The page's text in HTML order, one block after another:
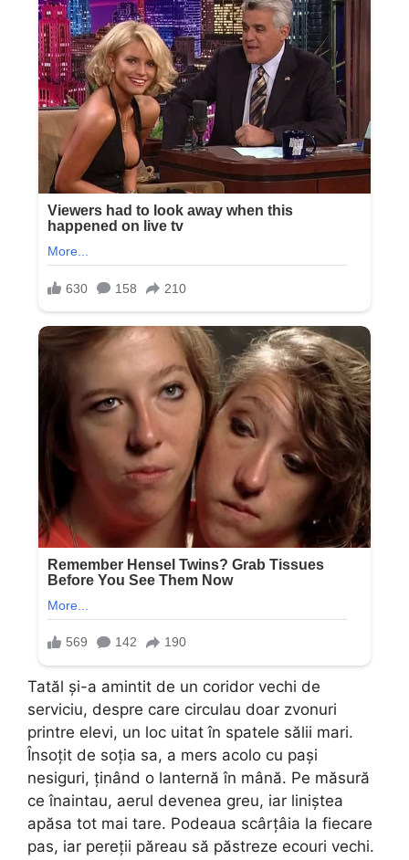
Tatăl și-a amintit de un coridor vechi de
serviciu, despre care circulau doar zvonuri
printre elevi, un loc uitat în spatele sălii mari.
Însoțit de soția sa, a mers acolo cu pași
nesiguri, ținând o lanternă în mână. Pe măsură
ce înaintau, aerul devenea greu, iar liniștea
apăsa tot mai tare. Podeaua scârțâia la fiecare
pas, iar pereții păreau să păstreze ecouri vechi.